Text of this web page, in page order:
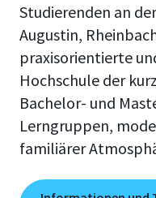
Studierenden an
Augustin,
praxisorientierte
Hochschule der
Bachelor- und
Lerngruppen,
familiärer